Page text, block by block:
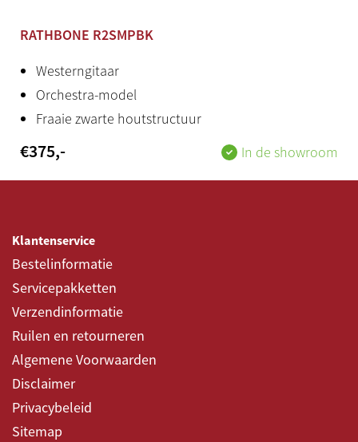
Massief Englemann Spruce
Houtsoort hals
Mahonie
Inclusief bag
Nee
Nieuw
Herkomst
Engeland
Bijzonderheden
Prachtige structuur met bijna zwarte nerf
RATHBONE R2SMPBK
Westerngitaar
Orchestra-model
Fraaie zwarte houtstructuur
€375,- In de showroom
Klantenservice
Bestelinformatie
Servicepakketten
Verzendinformatie
Ruilen en retourneren
Algemene Voorwaarden
Disclaimer
Privacybeleid
Sitemap